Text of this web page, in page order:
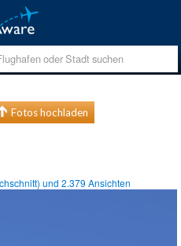
Fotos hochladen
und2.379 Ansichten